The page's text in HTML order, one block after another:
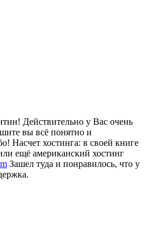
Действительно у Вас очень
вы всё понятно и
Насчет хостинга: в своей книге
eщё американский хостинг
Зашел туда и понравилось, что у